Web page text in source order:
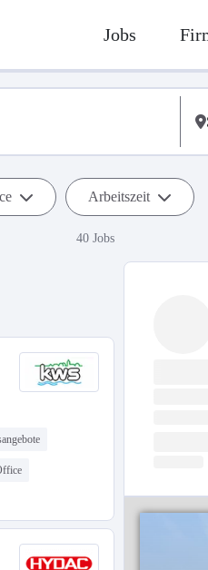
Jobs
Arbeitszeit
40 Jobs